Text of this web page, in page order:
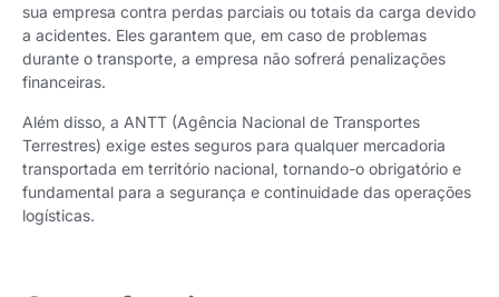
sua empresa contra perdas parciais ou totais da carga devido
a acidentes. Eles garantem que, em caso de problemas
durante o transporte, a empresa não sofrerá penalizações
financeiras.
Além disso, a ANTT (Agência Nacional de Transportes
Terrestres) exige estes seguros para qualquer mercadoria
transportada em território nacional, tornando-o obrigatório e
fundamental para a segurança e continuidade das operações
logísticas.